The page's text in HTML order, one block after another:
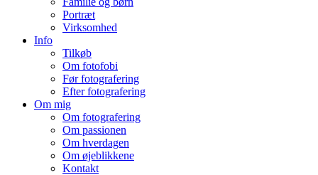
Portræt
Virksomhed
Info
Tilkøb
Om fotofobi
Før fotografering
Efter fotografering
Om mig
Om fotografering
Om passionen
Om hverdagen
Om øjeblikkene
Kontakt